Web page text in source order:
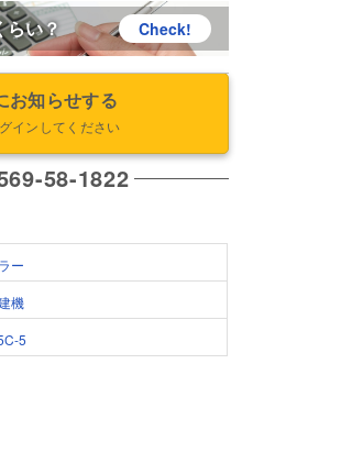
らい？ Check!
お知らせする
インしてください
58-1822
ー
機
5